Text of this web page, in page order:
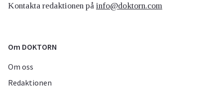
Kontakta redaktionen på info@doktorn.com
Om DOKTORN
Om oss
Redaktionen